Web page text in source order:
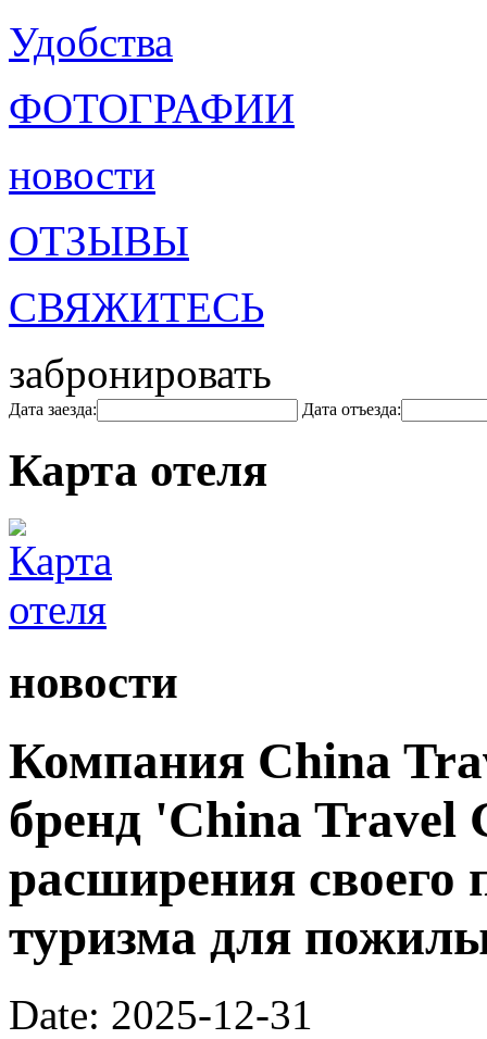
Удобства
ФОТОГРАФИИ
новости
ОТЗЫВЫ
СВЯЖИТЕСЬ
забронировать
Дата заезда: Дата отъезда:
Карта отеля
новости
Компания China
бренд 'China Travel
расширения своего
туризма для
Date: 2025-12-31